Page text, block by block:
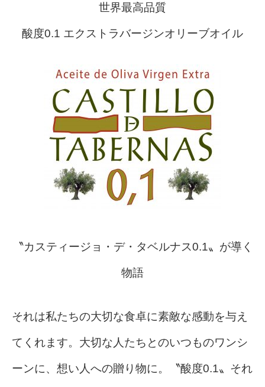
世界最高品質
酸度0.1 エクストラバージンオリーブオイル
〝カスティージョ・デ・タベルナス0.1〟が導く
物語
それは私たちの大切な食卓に素敵な感動を与え
てくれます。大切な人たちとのいつものワンシ
ーンに、想い人への贈り物に。〝酸度0.1〟それ